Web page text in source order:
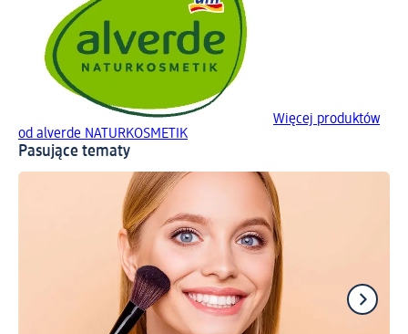
Więcej produktów
od alverde NATURKOSMETIK
Pasujące tematy